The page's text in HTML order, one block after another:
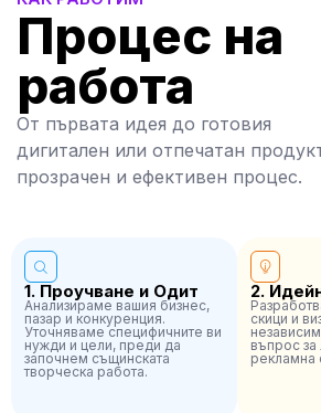
Процес на
работа
От първата идея до готовия
дигитален или отпечатан
прозрачен и ефективен процес.
1. Проучване и Одит
Анализираме вашия бизнес,
пазар и конкуренция.
Уточняваме специфичните ви
нужди и цели, преди да
започнем същинската
творческа работа.
2.
скици и
въпрос за
рекламна